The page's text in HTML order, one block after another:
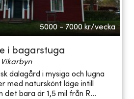
5000 - 7000 kr/vecka
i bagarstuga
dalagård i mysiga och lugna
med naturskönt läge intill
det bara är 1,5 mil från R...